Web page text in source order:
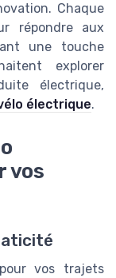
Chaque
répondre aux
une touche
explorer
électrique,
électrique.
vos
vos trajets